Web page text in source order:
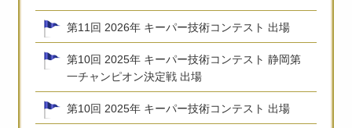
第11回 2026年 キーパー技術コンテスト 出場
第10回 2025年 キーパー技術コンテスト 静岡第
一チャンピオン決定戦 出場
第10回 2025年 キーパー技術コンテスト 出場